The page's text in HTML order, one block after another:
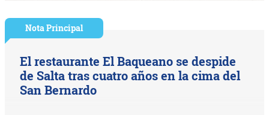
Nota Principal
El restaurante El Baqueano se despide
de Salta tras cuatro años en la cima del
San Bernardo